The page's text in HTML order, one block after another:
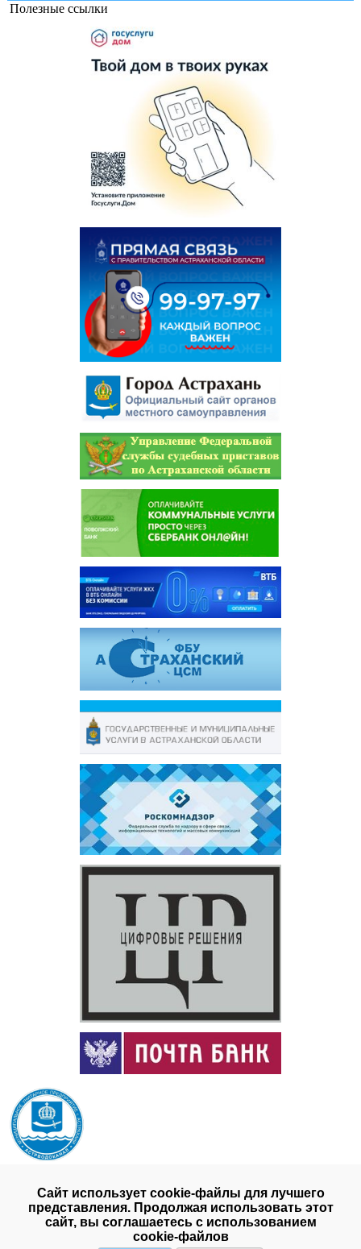
Сайт использует cookie-файлы для лучшего
представления. Продолжая использовать этот
сайт, вы соглашаетесь с использованием
cookie-файлов
Полезные ссылки